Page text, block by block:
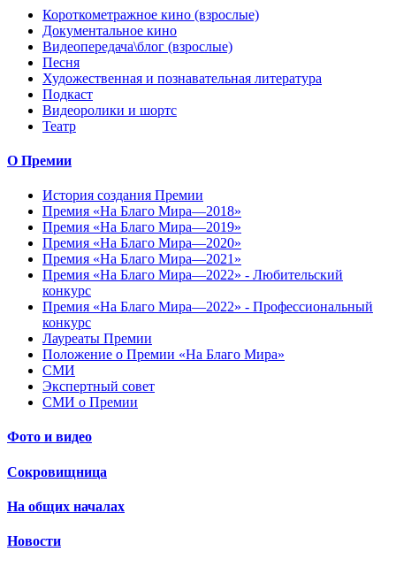
Короткометражное кино (взрослые)
Документальное кино
Видеопередача\блог (взрослые)
Песня
Художественная и познавательная литература
Подкаст
Видеоролики и шортс
Театр
О Премии
История создания Премии
Премия «На Благо Мира—2018»
Премия «На Благо Мира—2019»
Премия «На Благо Мира—2020»
Премия «На Благо Мира—2021»
Премия «На Благо Мира—2022» - Любительский
конкурс
Премия «На Благо Мира—2022» - Профессиональный
конкурс
Лауреаты Премии
Положение о Премии «На Благо Мира»
СМИ
Экспертный совет
СМИ о Премии
Фото и видео
Сокровищница
На общих началах
Новости